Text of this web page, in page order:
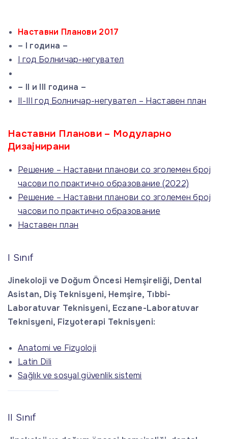
Наставни Планови 2017
– I година –
I год Болничар-негувател
– II и III година –
II-III год Болничар-негувател – Наставен план
Наставни Планови – Модуларно
Дизајнирани
Решение – Наставни планови со зголемен број
часови по практично образование (2022)
Решение – Наставни планови со зголемен број
часови по практично образование
Наставен план
I Sınıf
Jinekoloji ve Doğum Öncesi Hemşireliği, Dental
Asistan, Diş Teknisyeni, Hemşire, Tıbbi-
Laboratuvar Teknisyeni, Eczane-Laboratuvar
Teknisyeni, Fizyoterapi Teknisyeni:
Anatomi ve Fizyoloji
Latin Dili
Sağlık ve sosyal güvenlik sistemi
II Sınıf